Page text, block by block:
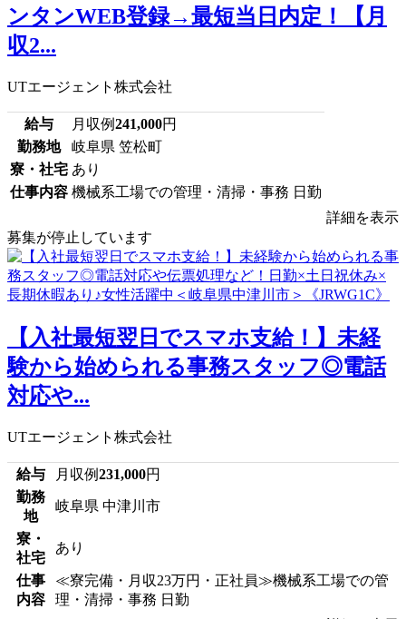
ンタンWEB登録→最短当日内定！【月
収2...
UTエージェント株式会社
給与 月収例241,000円
勤務地
岐阜県 笠松町
寮・社宅 あり
仕事内容 機械系工場での管理・清掃・事務 日勤
詳細を表示
募集が停止しています
【入社最短翌日でスマホ支給！】未経
験から始められる事務スタッフ◎電話
対応や...
UTエージェント株式会社
給与 月収例231,000円
勤務
地
岐阜県 中津川市
寮・
社宅
あり
仕事
内容
≪寮完備・月収23万円・正社員≫機械系工場での管
理・清掃・事務 日勤